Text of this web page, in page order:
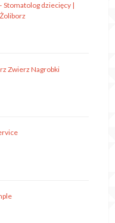
Stomatolog dziecięcy |
Zwierz Nagrobki